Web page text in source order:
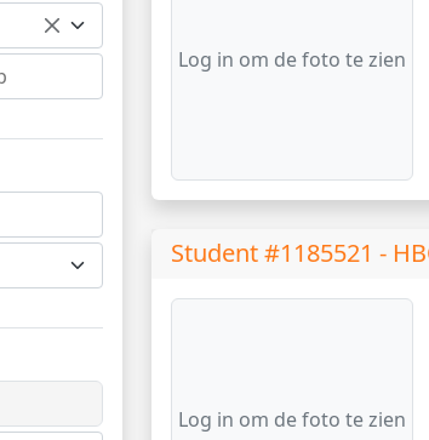
Log in om de foto te zien
Student #1185521 -
Log in om de foto te zien